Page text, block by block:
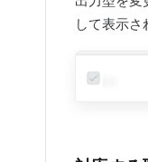
して表示さ